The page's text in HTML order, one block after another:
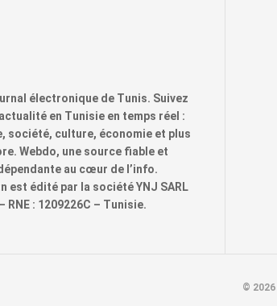
électronique de Tunis. Suivez
en Tunisie en temps réel :
société, culture, économie et plus
Webdo, une source fiable et
au cœur de l’info.
est édité par la société YNJ SARL
– RNE : 1209226C – Tunisie.
© 2026